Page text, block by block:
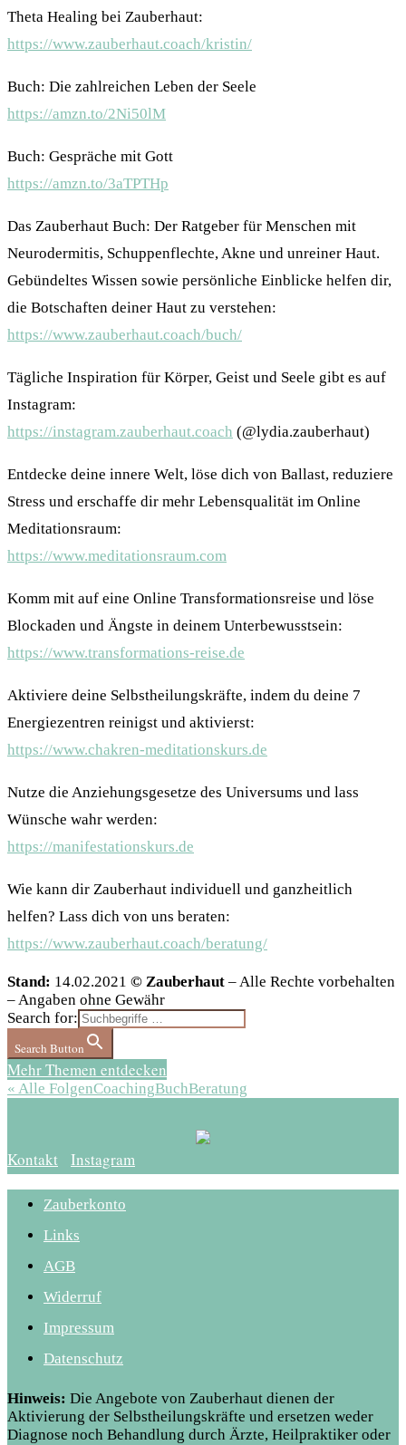
Theta Healing bei Zauberhaut:
https://www.zauberhaut.coach/kristin/
Buch: Die zahlreichen Leben der Seele
https://amzn.to/2Ni50lM
Buch: Gespräche mit Gott
https://amzn.to/3aTPTHp
Das Zauberhaut Buch: Der Ratgeber für Menschen mit
Neurodermitis, Schuppenflechte, Akne und unreiner Haut.
Gebündeltes Wissen sowie persönliche Einblicke helfen dir,
die Botschaften deiner Haut zu verstehen:
https://www.zauberhaut.coach/buch/
Tägliche Inspiration für Körper, Geist und Seele gibt es auf
Instagram:
https://instagram.zauberhaut.coach (@lydia.zauberhaut)
Entdecke deine innere Welt, löse dich von Ballast, reduziere
Stress und erschaffe dir mehr Lebensqualität im Online
Meditationsraum:
https://www.meditationsraum.com
Komm mit auf eine Online Transformationsreise und löse
Blockaden und Ängste in deinem Unterbewusstsein:
https://www.transformations-reise.de
Aktiviere deine Selbstheilungskräfte, indem du deine 7
Energiezentren reinigst und aktivierst:
https://www.chakren-meditationskurs.de
Nutze die Anziehungsgesetze des Universums und lass
Wünsche wahr werden:
https://manifestationskurs.de
Wie kann dir Zauberhaut individuell und ganzheitlich
helfen? Lass dich von uns beraten:
https://www.zauberhaut.coach/beratung/
Stand: 14.02.2021 © Zauberhaut – Alle Rechte vorbehalten
– Angaben ohne Gewähr
Search for:
Search Button
Mehr Themen entdecken
« Alle FolgenCoachingBuchBeratung
Kontakt Instagram
Zauberkonto
Links
AGB
Widerruf
Impressum
Datenschutz
Hinweis: Die Angebote von Zauberhaut dienen der
Aktivierung der Selbstheilungskräfte und ersetzen weder
Diagnose noch Behandlung durch Ärzte, Heilpraktiker oder